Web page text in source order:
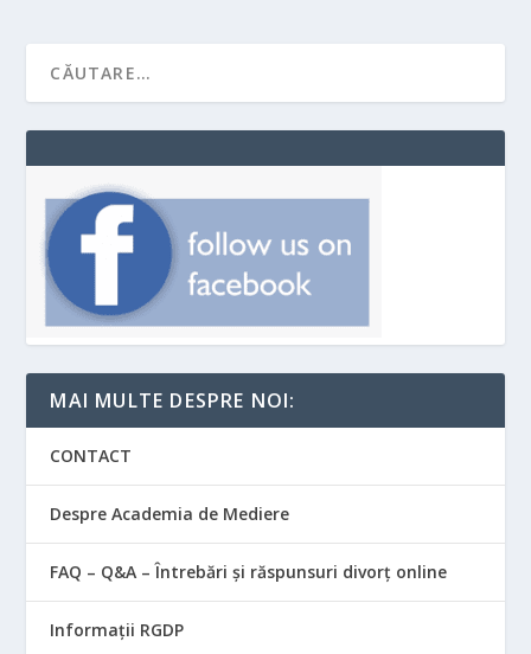
MAI MULTE DESPRE NOI:
CONTACT
Despre Academia de Mediere
FAQ – Q&A – Întrebări și răspunsuri divorț online
Informații RGDP